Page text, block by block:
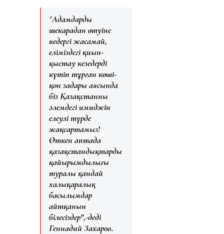
"Адамдардың
шекарадан өтуіне
кедергі жасамай,
еліміздегі қиын-
қыстау кезеңдерді
күтіп тұрған көші-
қон заңдары аясында
біз Қазақстанның
әлемдегі имиджін
елеулі түрде
жақсартамыз!
Өткен аптада
қазақстандықтардың
қайырымдылығы
туралы қандай
халықаралық
басылымдар
айтқанын
білесіздер",-деді
Геннадий Захаров.